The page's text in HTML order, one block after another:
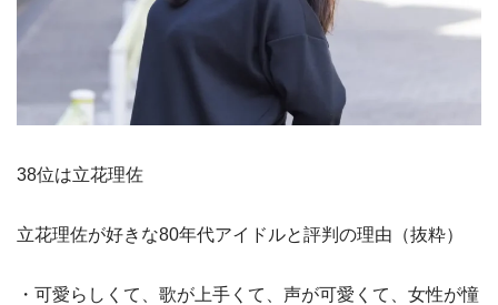
38位は立花理佐
立花理佐が好きな80年代アイドルと評判の理由（抜粋）
・可愛らしくて、歌が上手くて、声が可愛くて、女性が憧